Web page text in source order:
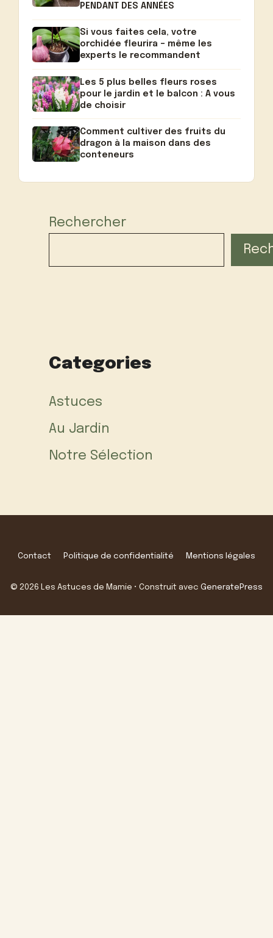
PENDANT DES ANNÉES
Si vous faites cela, votre
orchidée fleurira – même les
experts le recommandent
Les 5 plus belles fleurs roses
pour le jardin et le balcon : A vous
de choisir
Comment cultiver des fruits du
dragon à la maison dans des
conteneurs
Rechercher
Categories
Astuces
Au Jardin
Notre Sélection
Contact Politique de confidentialité Mentions légales
© 2026 Les Astuces de Mamie • Construit avec GeneratePress